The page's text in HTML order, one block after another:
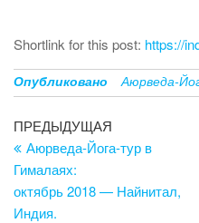
Shortlink for this post: https://
Опубликовано Аюрведа-
Навигация
по
записям
Предыдущая
запись
ПРЕДЫДУЩАЯ
Аюрведа-Йога-тур в
Гималаях:
октябрь 2018 — Найнитал,
Индия.